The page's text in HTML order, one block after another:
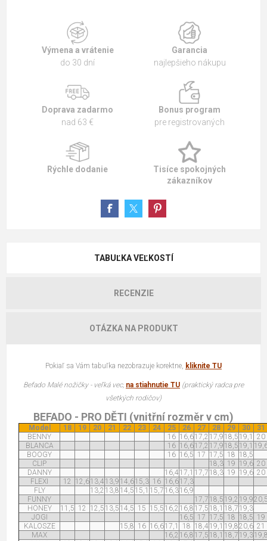
Výmena a vrátenie
do 30 dní
Garancia
najlepšieho nákupu
Doprava zadarmo
nad 63 €
Bonus program
pre registrovaných
Rýchle dodanie
Tisíce spokojných
zákazníkov
TABUĽKA VEĽKOSTÍ
RECENZIE
OTÁZKA NA PRODUKT
Pokiaľ sa Vám tabuľka nezobrazuje korektne, kliknite TU
Befado Malé nožičky - veľká vec, na stiahnutie TU (praktický radca pre
všetkých rodičov)
BEFADO - PRO DĚTI (vnitřní rozměr v cm)
Model 18 19 20 21 22 23 24 25 26 27 28 29 30
31
BENNY
16 16,617,2 17,9 18,5 19,1
20
BLANCA
16 16,617,2 17,9 18,5 19,1
BOOGY
16 16,5 17 17,5 18 18,5
CLIP
18,3 19 19,6 20
DANNY
16,4 17,1 17,7 18,3 19 19,6 20
FLEXI
12 12,613,4 13,9 14,615,3 16 16,617,3
FLY
13,2 13,8 14,5 15,1 15,7 16,316,9
FUNNY
17,7 18,5 19,2 19,9
HONEY
11,5 12 12,5 13,5 14,5 15 15,5 16,2 16,8 17,5 18,1 18,7 19,3
JOGI
16,5 17 17,5 18 18,5 19
KALOSZE
15,8 16 16,617,1 18 18,4 19,1 19,820,6 21
MAX
16,2 16,8 17,5 18,1 18,7 19,3